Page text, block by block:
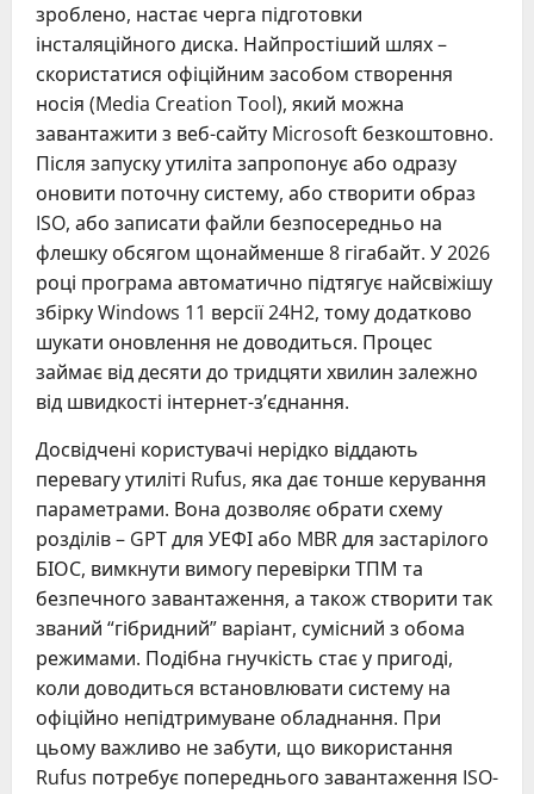
зроблено, настає черга підготовки
інсталяційного диска. Найпростіший шлях –
скористатися офіційним засобом створення
носія (Media Creation Tool), який можна
завантажити з веб-сайту Microsoft безкоштовно.
Після запуску утиліта запропонує або одразу
оновити поточну систему, або створити образ
ISO, або записати файли безпосередньо на
флешку обсягом щонайменше 8 гігабайт. У 2026
році програма автоматично підтягує найсвіжішу
збірку Windows 11 версії 24H2, тому додатково
шукати оновлення не доводиться. Процес
займає від десяти до тридцяти хвилин залежно
від швидкості інтернет-з’єднання.
Досвідчені користувачі нерідко віддають
перевагу утиліті Rufus, яка дає тонше керування
параметрами. Вона дозволяє обрати схему
розділів – GPT для УЕФІ або MBR для застарілого
БІОС, вимкнути вимогу перевірки ТПМ та
безпечного завантаження, а також створити так
званий “гібридний” варіант, сумісний з обома
режимами. Подібна гнучкість стає у пригоді,
коли доводиться встановлювати систему на
офіційно непідтримуване обладнання. При
цьому важливо не забути, що використання
Rufus потребує попереднього завантаження ISO-